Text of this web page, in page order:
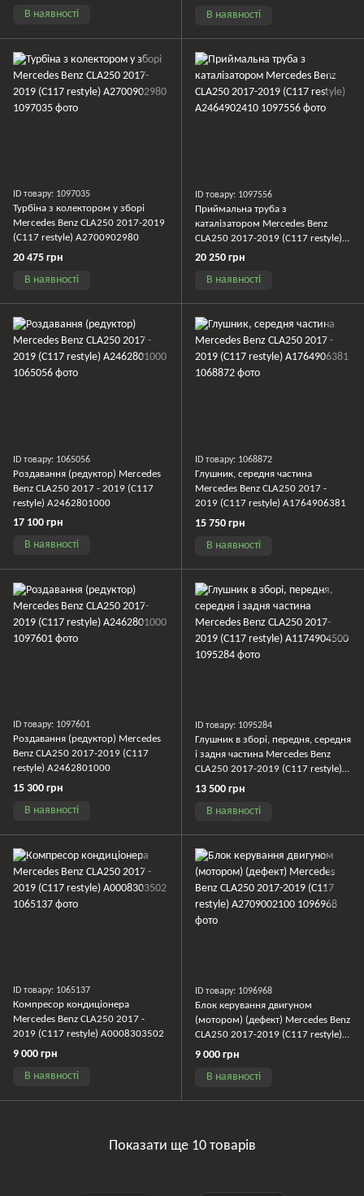
В наявності
В наявності
ID товару: 1097035
Турбіна з колектором у зборі
Mercedes Benz CLA250 2017-2019
(C117 restyle) A2700902980
20 475 грн
В наявності
ID товару: 1097556
Приймальна труба з
каталізатором Mercedes Benz
CLA250 2017-2019 (C117 restyle)
A2464902410
20 250 грн
В наявності
ID товару: 1065056
Роздавання (редуктор) Mercedes
Benz CLA250 2017 - 2019 (C117
restyle) A2462801000
17 100 грн
В наявності
ID товару: 1068872
Глушник, середня частина
Mercedes Benz CLA250 2017 -
2019 (C117 restyle) A1764906381
15 750 грн
В наявності
ID товару: 1097601
Роздавання (редуктор) Mercedes
Benz CLA250 2017-2019 (C117
restyle) A2462801000
15 300 грн
В наявності
ID товару: 1095284
Глушник в зборі, передня, середня
і задня частина Mercedes Benz
CLA250 2017-2019 (C117 restyle)
A1174904500
13 500 грн
В наявності
ID товару: 1065137
Компресор кондиціонера
Mercedes Benz CLA250 2017 -
2019 (C117 restyle) A0008303502
9 000 грн
В наявності
ID товару: 1096968
Блок керування двигуном
(мотором) (дефект) Mercedes Benz
CLA250 2017-2019 (C117 restyle)
A2709002100
9 000 грн
В наявності
Показати ще 10 товарів